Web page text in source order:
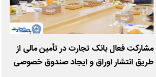
مشارکت فعال بانک تجارت در تأمین مالی از
طریق انتشار اوراق و ایجاد صندوق خصوصی